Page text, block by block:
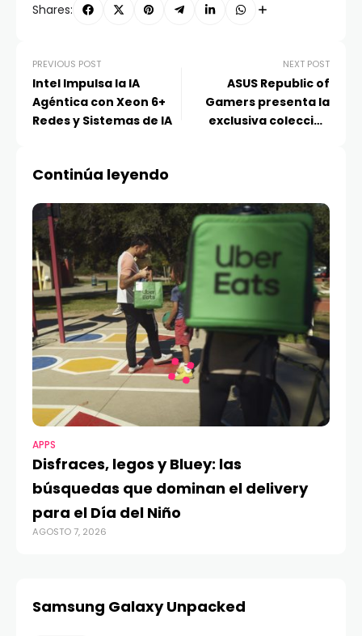
Shares:
PREVIOUS POST
Intel Impulsa la IA
Agéntica con Xeon 6+
Redes y Sistemas de IA
NEXT POST
ASUS Republic of
Gamers presenta la
exclusiva colección
Continúa leyendo
APPS
Disfraces, legos y Bluey: las
búsquedas que dominan el delivery
para el Día del Niño
AGOSTO 7, 2026
Samsung Galaxy Unpacked